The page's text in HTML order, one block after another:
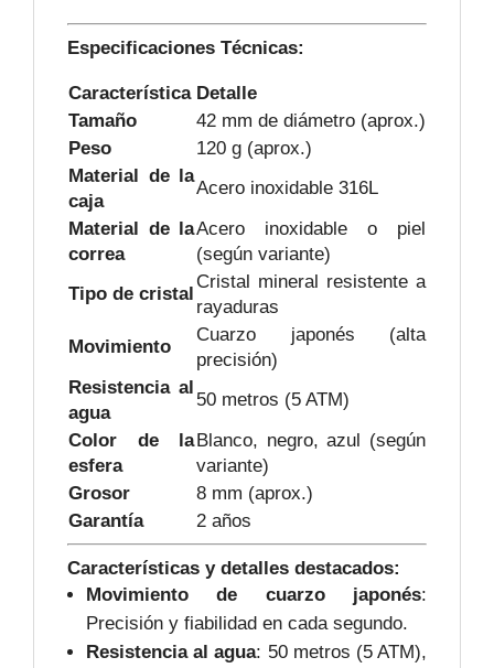
Especificaciones Técnicas:
Característica Detalle
Tamaño
42 mm de diámetro (aprox.)
Peso
120 g (aprox.)
Material de la
caja
Acero inoxidable 316L
Material de la
correa
Acero inoxidable o piel
(según variante)
Tipo de cristal
Cristal mineral resistente a
rayaduras
Movimiento
Cuarzo japonés (alta
precisión)
Resistencia al
agua
50 metros (5 ATM)
Color de la
esfera
Blanco, negro, azul (según
variante)
Grosor
8 mm (aprox.)
Garantía
2 años
Características y detalles destacados:
Movimiento de cuarzo japonés:
Precisión y fiabilidad en cada segundo.
Resistencia al agua: 50 metros (5 ATM),